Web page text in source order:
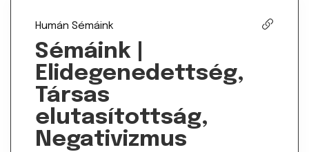
Humán Sémáink
Sémáink |
Elidegenedettség,
Társas
elutasítottság,
Negativizmus